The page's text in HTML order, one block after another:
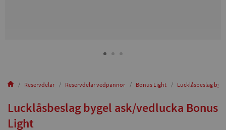
Reservdelar Reservdelar vedpannor Bonus Light Lucklåsbeslag
Lucklåsbeslag bygel ask/vedlucka Bonus
Light